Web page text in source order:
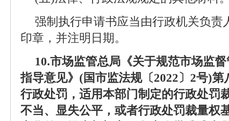
强制执行申请书应当由行政机关负责
印章，并注明日期。
10.市场监管总局《关于规范市场监
指导意见》(国市监法规〔2022〕2号)
行政处罚，适用本部门制定的行政处罚
不当、显失公平，或者行政处罚裁量权